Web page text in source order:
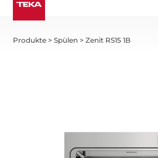
Produkte >Spülen >Zenit RS15 1B